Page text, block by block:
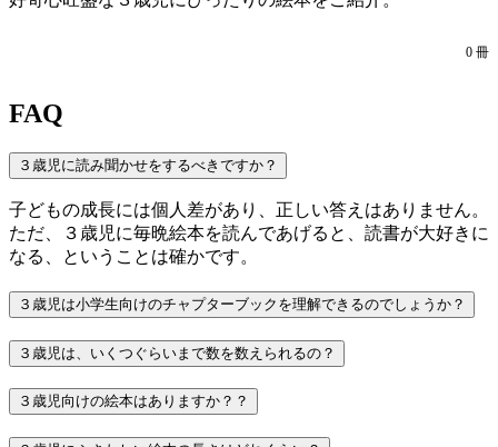
0 冊
FAQ
３歳児に読み聞かせをするべきですか？
子どもの成長には個人差があり、正しい答えはありません。
ただ、３歳児に毎晩絵本を読んであげると、読書が大好きに
なる、ということは確かです。
３歳児は小学生向けのチャプターブックを理解できるのでしょうか？
３歳児は、いくつぐらいまで数を数えられるの？
３歳児向けの絵本はありますか？？